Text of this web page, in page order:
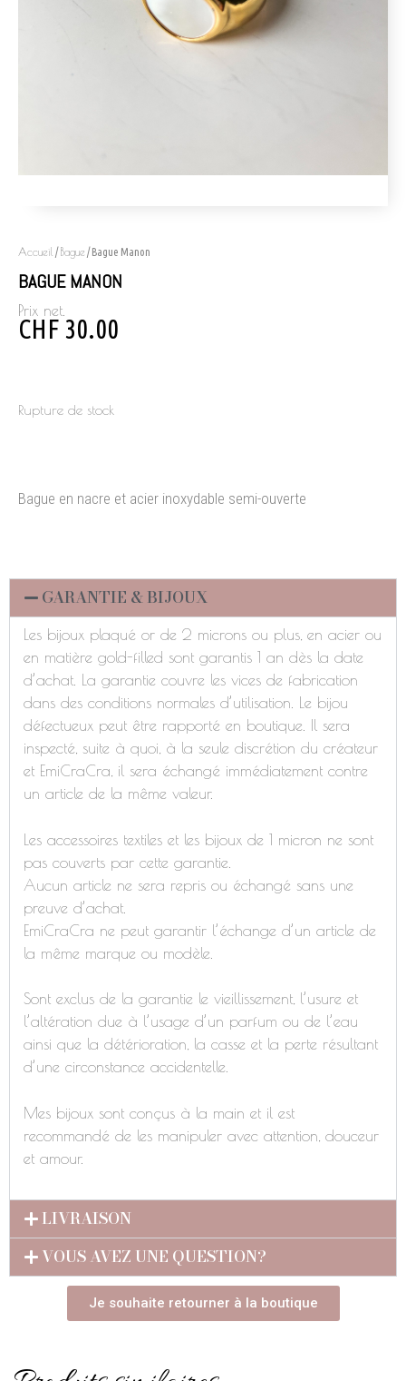
Accueil / Bague / Bague Manon
BAGUE MANON
Prix net.
CHF 30.00
Rupture de stock
Bague en nacre et acier inoxydable semi-ouverte
GARANTIE & BIJOUX
Les bijoux plaqué or de 2 microns ou plus, en acier ou
en matière gold-filled sont garantis 1 an dès la date
d’achat. La garantie couvre les vices de fabrication
dans des conditions normales d’utilisation. Le bijou
défectueux peut être rapporté en boutique. Il sera
inspecté, suite à quoi, à la seule discrétion du créateur
et EmiCraCra, il sera échangé immédiatement contre
un article de la même valeur.
Les accessoires textiles et les bijoux de 1 micron ne sont
pas couverts par cette garantie.
Aucun article ne sera repris ou échangé sans une
preuve d’achat.
EmiCraCra ne peut garantir l’échange d’un article de
la même marque ou modèle.
Sont exclus de la garantie le vieillissement, l’usure et
l’altération due à l’usage d’un parfum ou de l’eau
ainsi que la détérioration, la casse et la perte résultant
d’une circonstance accidentelle.
Mes bijoux sont conçus à la main et il est
recommandé de les manipuler avec attention, douceur
et amour.
LIVRAISON
VOUS AVEZ UNE QUESTION?
Je souhaite retourner à la boutique